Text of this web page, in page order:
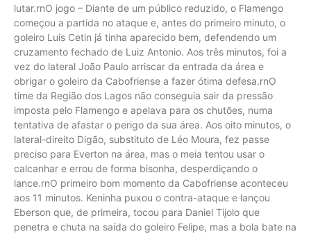
lutar.rnO jogo – Diante de um público reduzido, o Flamengo
começou a partida no ataque e, antes do primeiro minuto, o
goleiro Luis Cetin já tinha aparecido bem, defendendo um
cruzamento fechado de Luiz Antonio. Aos três minutos, foi a
vez do lateral João Paulo arriscar da entrada da área e
obrigar o goleiro da Cabofriense a fazer ótima defesa.rnO
time da Região dos Lagos não conseguia sair da pressão
imposta pelo Flamengo e apelava para os chutões, numa
tentativa de afastar o perigo da sua área. Aos oito minutos, o
lateral-direito Digão, substituto de Léo Moura, fez passe
preciso para Everton na área, mas o meia tentou usar o
calcanhar e errou de forma bisonha, desperdiçando o
lance.rnO primeiro bom momento da Cabofriense aconteceu
aos 11 minutos. Keninha puxou o contra-ataque e lançou
Eberson que, de primeira, tocou para Daniel Tijolo que
penetra e chuta na saída do goleiro Felipe, mas a bola bate na